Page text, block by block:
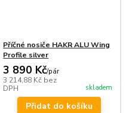
Příčné nosiče HAKR ALU Wing
Profile silver
3 890 Kč/pár
3 214,88 Kč bez
DPH
skladem
Přidat do košíku